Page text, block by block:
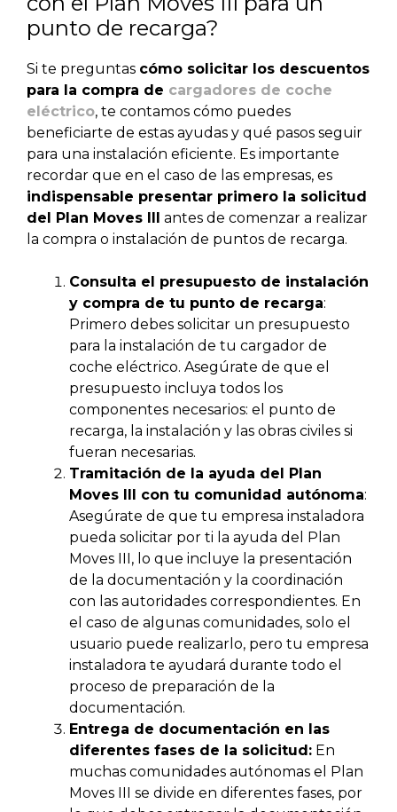
punto de recarga?
Si te preguntas cómo solicitar los descuentos
para la compra de cargadores de coche
eléctrico, te contamos cómo puedes
beneficiarte de estas ayudas y qué pasos seguir
para una instalación eficiente. Es importante
recordar que en el caso de las empresas, es
indispensable presentar primero la solicitud
del Plan Moves III antes de comenzar a realizar
la compra o instalación de puntos de recarga.
Consulta el presupuesto de instalación
y compra de tu punto de recarga:
Primero debes solicitar un presupuesto
para la instalación de tu cargador de
coche eléctrico. Asegúrate de que el
presupuesto incluya todos los
componentes necesarios: el punto de
recarga, la instalación y las obras civiles si
fueran necesarias.
Tramitación de la ayuda del Plan
Moves III con tu comunidad autónoma:
Asegúrate de que tu empresa instaladora
pueda solicitar por ti la ayuda del Plan
Moves III, lo que incluye la presentación
de la documentación y la coordinación
con las autoridades correspondientes. En
el caso de algunas comunidades, solo el
usuario puede realizarlo, pero tu empresa
instaladora te ayudará durante todo el
proceso de preparación de la
documentación.
Entrega de documentación en las
diferentes fases de la solicitud: En
muchas comunidades autónomas el Plan
Moves III se divide en diferentes fases, por